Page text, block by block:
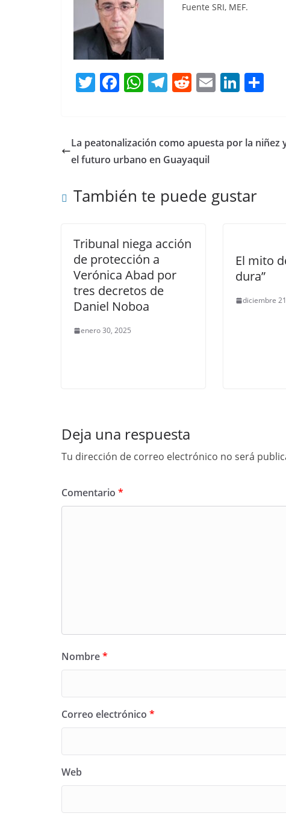
Fuente SRI, MEF.
T
er
F
e
b
o
W
s
A
p
T
gr
a
R
di
t
E
l
Li
e p
La peatonalización como apuesta por la niñez
el futuro urbano en Guayaquil
También te puede gustar
Tribunal niega acción
de protección a
Verónica Abad por
tres decretos de
Daniel Noboa
enero 30, 2025
El mito
dura”
diciembre
Deja una respuesta
Tu dirección de correo electrónico no será
Comentario *
Nombre*
Correo electrónico *
Web